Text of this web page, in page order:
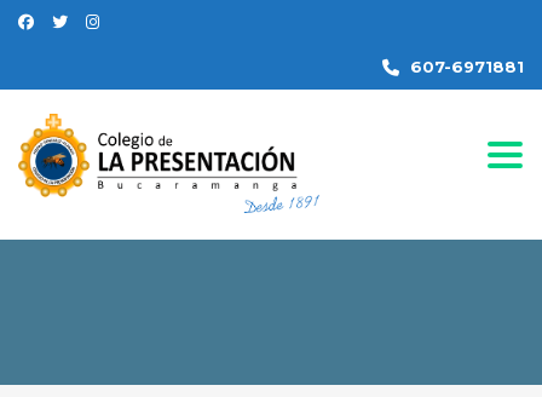
607-6971881